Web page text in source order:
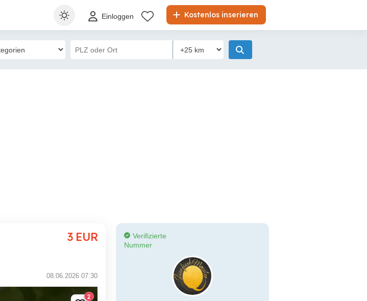
Kostenlos inserieren
Einloggen
3 EUR
08.06.2026 07:30
2
Verifizierte
Nummer